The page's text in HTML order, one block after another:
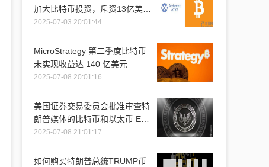
加大比特币投资，斥资13亿美元
购入1.2万枚比特币
2025-07-03 20:01:44
MicroStrategy 第二季度比特币
未实现收益达 140 亿美元
2025-07-08 20:01:16
美国证券交易委员会批准审查特
朗普媒体的比特币和以太币 ETF
推介
2025-07-08 21:01:17
如何购买特朗普总统TRUMP币